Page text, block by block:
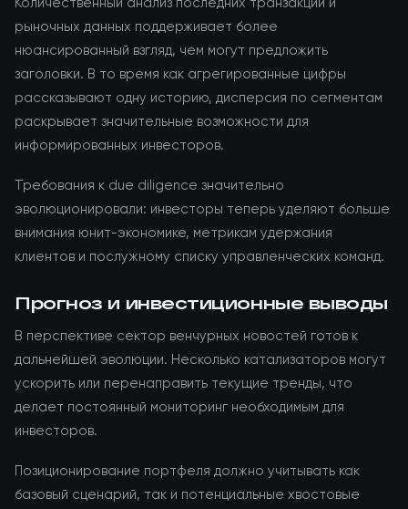
рыночных данных поддерживает более
нюансированный взгляд, чем могут предложить
заголовки. В то время как агрегированные цифры
рассказывают одну историю, дисперсия по сегментам
раскрывает значительные возможности для
информированных инвесторов.
Требования к due diligence значительно
эволюционировали: инвесторы теперь уделяют больше
внимания юнит-экономике, метрикам удержания
клиентов и послужному списку управленческих команд.
Прогноз и инвестиционные выводы
В перспективе сектор венчурных новостей готов к
дальнейшей эволюции. Несколько катализаторов могут
ускорить или перенаправить текущие тренды, что
делает постоянный мониторинг необходимым для
инвесторов.
Позиционирование портфеля должно учитывать как
базовый сценарий, так и потенциальные хвостовые